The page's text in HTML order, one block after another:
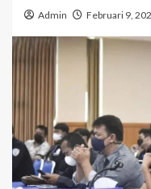
Admin Februari 9,